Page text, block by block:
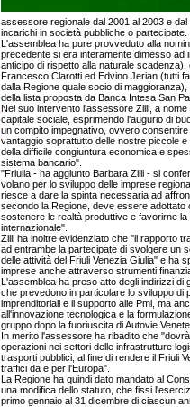
assessore regionale dal 2001 al 2003 e
incarichi in società pubbliche o partecipate.
L'assemblea ha pure provveduto alla
precedente si era interamente dimesso ad
anticipo di rispetto alla naturale
Francesco Clarotti ed Edvino Jerian (tutti
dalla Regione quale socio di
della lista proposta da Banca Intesa San
Nel suo intervento l'assessore Zilli, a
capitale sociale, esprimendo l'augurio di
un compito impegnativo, ovvero
vantaggio soprattutto delle nostre piccole
della difficile congiuntura economica e
sistema bancario".
"Friulia - ha aggiunto Barbara Zilli - si
volano per lo sviluppo delle imprese
riesce a dare la spinta necessaria ad
secondo la Regione, deve essere
sostenere le realtà produttive e favorirne
internazionale".
Zilli ha inoltre evidenziato che "il rapporto
ad entrambe la partecipate di svolgere un
delle attività del Friuli Venezia Giulia" e ha
imprese anche attraverso strumenti
L'assemblea ha preso atto degli indirizzi di
che prevedono in particolare lo sviluppo di
imprenditoriali e il supporto alle Pmi, ma
all'innovazione tecnologica e la
gruppo dopo la fuoriuscita di Autovie
In merito l'assessore ha ribadito che
operazioni nei settori delle infrastrutture
trasporti pubblici, al fine di rendere il Friuli
traffici da e per l'Europa".
La Regione ha quindi dato mandato al
una modifica dello statuto, che fissi
primo gennaio al 31 dicembre di ciascun